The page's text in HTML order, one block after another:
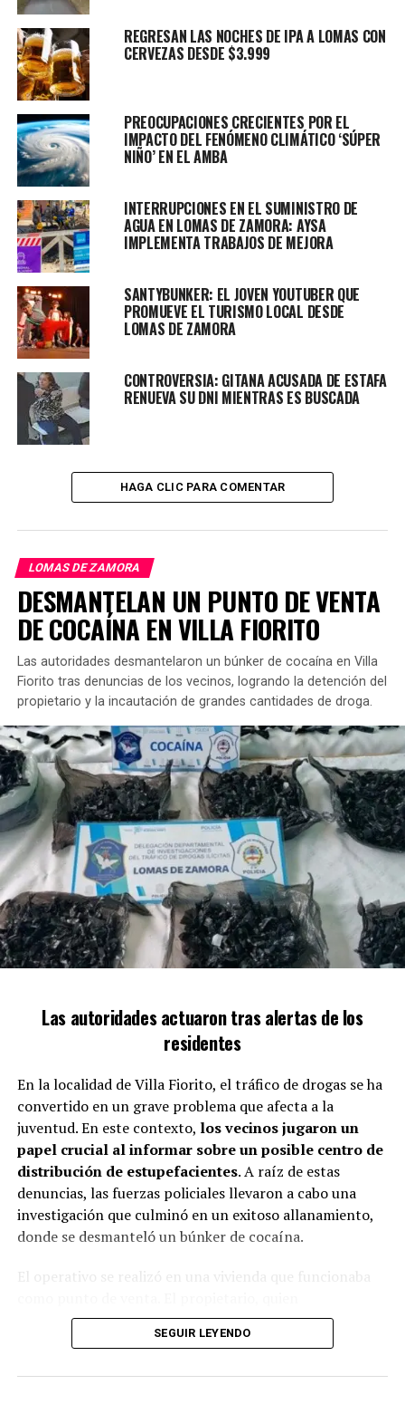
Este acto simbólico busca evitar que el olvido se lleve a
aquellos que dedicaron su vida a mejorar la calidad de
proyecto«Esquinas por la Memoria»impulsado por la
municipalidad.
ferroviario de Lomas desaparecido?
Luis Alberto Torres se destacó como un trabajador
ferroviario.Como electricista, formaba parte de la
Línea General San Martín, que conecta Retiro con
varias localidades del norte.Sin embargo, su mayor
legado era su compromiso como vecino y compañero,
participando activamente en asambleas que buscaban
mejorar las condiciones laborales de sus colegas,
siempre con un enfoque comunitario.
Su trayectoria en el San Martín comenzó en 1952 y se
al actual. Sin embargo, nunca imaginó el horror que se
desataría desde el mismo Estado Nacional.En 1969, fue
despedido por razones políticas y, en 1974, su vida
se tornó sombría con su secuestro y posterior
desaparición.
El 8 de noviembre de ese año, Torres fue interceptado
mientras caminaba por Lomas de Zamora.Las fuerzas
REGRESAN LAS NOCHES DE IPA A LOMAS CON
CERVEZAS DESDE $3.999
PREOCUPACIONES CRECIENTES POR EL
IMPACTO DEL FENÓMENO CLIMÁTICO ‘SÚPER
NIÑO’ EN EL AMBA
INTERRUPCIONES EN EL SUMINISTRO DE
AGUA EN LOMAS DE ZAMORA: AYSA
IMPLEMENTA TRABAJOS DE MEJORA
SANTYBUNKER: EL JOVEN YOUTUBER QUE
PROMUEVE EL TURISMO LOCAL DESDE
LOMAS DE ZAMORA
CONTROVERSIA: GITANA ACUSADA DE ESTAFA
RENUEVA SU DNI MIENTRAS ES BUSCADA
HAGA CLIC PARA COMENTAR
LOMAS DE ZAMORA
DESMANTELAN UN PUNTO DE VENTA
DE COCAÍNA EN VILLA FIORITO
Las autoridades desmantelaron un búnker de cocaína en Villa
Fiorito tras denuncias de los vecinos, logrando la detención del
propietario y la incautación de grandes cantidades de droga.
Las autoridades actuaron tras alertas de los
residentes
En la localidad de Villa Fiorito, el tráfico de drogas se ha
convertido en un grave problema que afecta a la
juventud. En este contexto, los vecinos jugaron un
papel crucial al informar sobre un posible centro de
distribución de estupefacientes. A raíz de estas
denuncias, las fuerzas policiales llevaron a cabo una
investigación que culminó en un exitoso allanamiento,
donde se desmanteló un búnker de cocaína.
El operativo se realizó en una vivienda que funcionaba
supuestamente operaba como dealer, fue detenido por
las autoridades. Durante el procedimiento, se logró
SEGUIR LEYENDO